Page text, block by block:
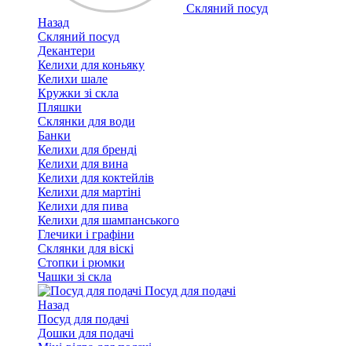
Скляний посуд
Назад
Скляний посуд
Декантери
Келихи для коньяку
Келихи шале
Кружки зі скла
Пляшки
Склянки для води
Банки
Келихи для бренді
Келихи для вина
Келихи для коктейлів
Келихи для мартіні
Келихи для пива
Келихи для шампанського
Глечики і графіни
Склянки для віскі
Стопки і рюмки
Чашки зі скла
Посуд для подачі
Назад
Посуд для подачі
Дошки для подачі